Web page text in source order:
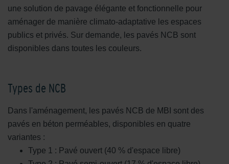
une solution de pavage élégante et fonctionnelle pour
aménager de manière climato-adaptative les espaces
publics et privés. Sur demande, les pavés NCB sont
disponibles dans toutes les couleurs.
Types de NCB
Dans l'aménagement, les pavés NCB de MBI sont des
pavés en béton perméables, disponibles en quatre
variantes :
Type 1 : Pavé ouvert (40 % d'espace libre)